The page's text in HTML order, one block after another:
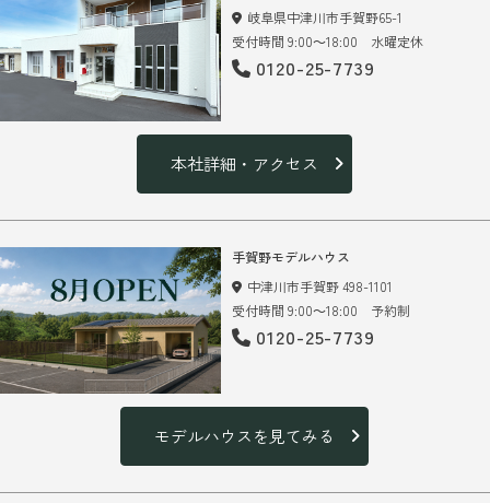
岐阜県中津川市手賀野65-1
受付時間 9:00～18:00 水曜定休
0120-25-7739
本社詳細・アクセス
手賀野モデルハウス
中津川市手賀野 498-1101
受付時間 9:00～18:00 予約制
0120-25-7739
モデルハウスを見てみる